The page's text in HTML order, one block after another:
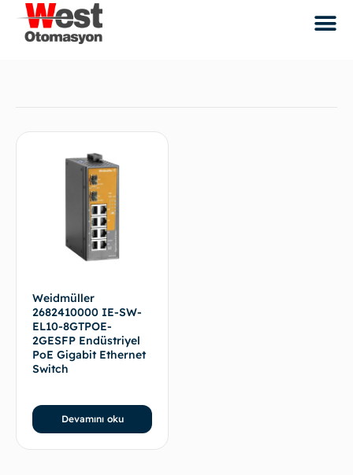
Weidmüller
2682410000 IE-SW-
EL10-8GTPOE-
2GESFP Endüstriyel
PoE Gigabit Ethernet
Switch
Devamını oku